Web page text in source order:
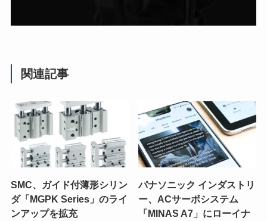
関連記事
SMC、ガイド付薄形シリン
ダ「MGPK Series」のライ
ンアップを拡充
パナソニック インダストリ
ー、ACサーボシステム
「MINAS A7」にローイナ